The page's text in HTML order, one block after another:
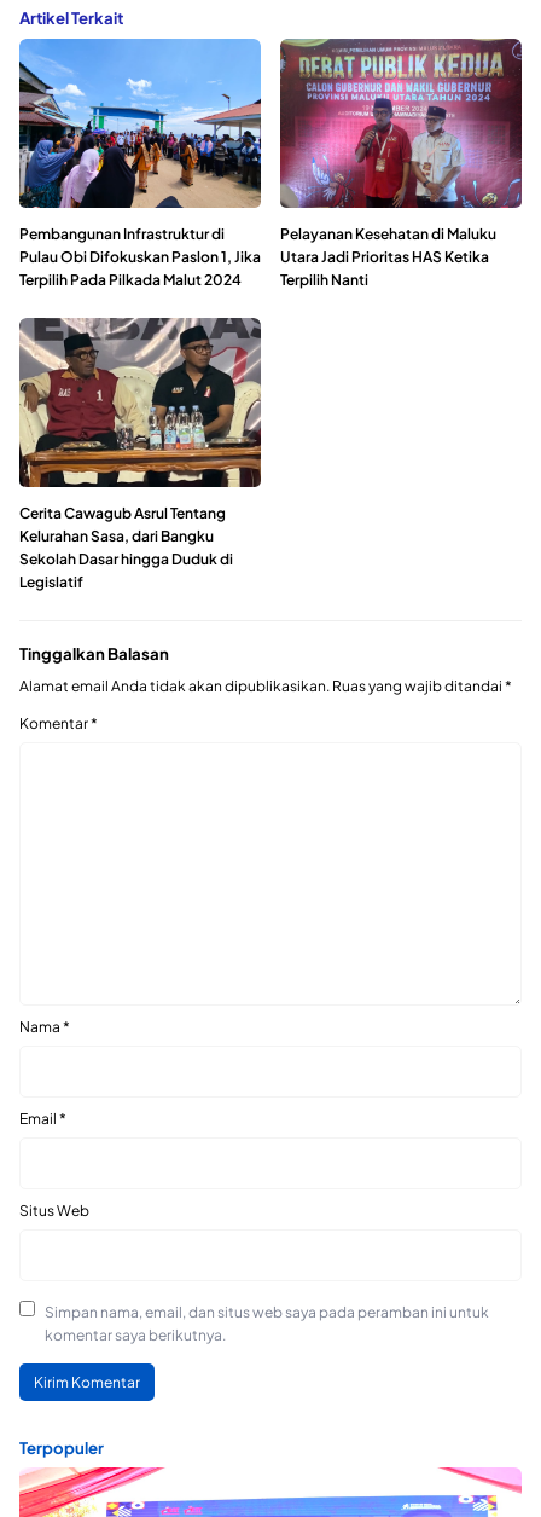
Artikel Terkait
Pembangunan Infrastruktur di
Pulau Obi Difokuskan Paslon 1, Jika
Terpilih Pada Pilkada Malut 2024
Pelayanan Kesehatan di Maluku
Utara Jadi Prioritas HAS Ketika
Terpilih Nanti
Cerita Cawagub Asrul Tentang
Kelurahan Sasa, dari Bangku
Sekolah Dasar hingga Duduk di
Legislatif
Tinggalkan Balasan
Alamat email Anda tidak akan dipublikasikan. Ruas yang wajib ditandai *
Komentar*
Nama *
Email *
Situs Web
Simpan nama, email, dan situs web saya pada peramban ini untuk
komentar saya berikutnya.
Terpopuler